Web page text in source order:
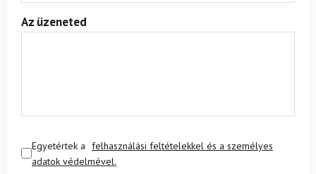
Az üzeneted
Egyetértek a felhasználási feltételekkel és a személyes
adatok védelmével.